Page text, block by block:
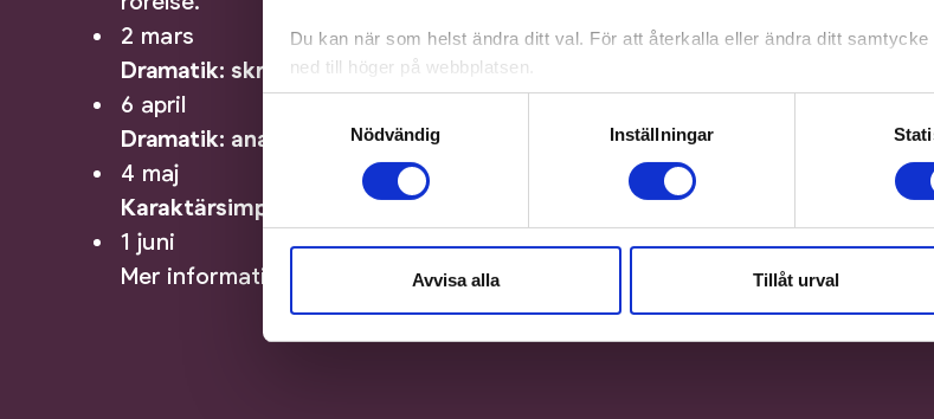
Du kan när som helst ändra ditt val. För att återkalla eller ändra ditt
ned till höger på webbplatsen.
Nödvändig
Inställningar
Avvisa alla Tillåt urval
2 mars
Dramatik: skriv och spela
6 april
Dramatik: analys och spel
4 maj
Karaktärsimpro
1 juni
Mer information kommer.